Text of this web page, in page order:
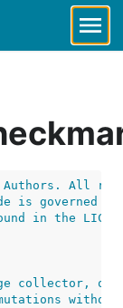
Authors. All
is governed by
in the
collector,